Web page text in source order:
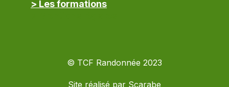
> Les formations
© TCF Randonnée 2023
Site réalisé par Scarabe